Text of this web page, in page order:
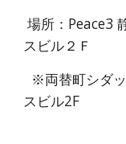
場所：Peace3 静岡市葵区常磐町１－５－４ パレ
スビル２Ｆ
スビル2F